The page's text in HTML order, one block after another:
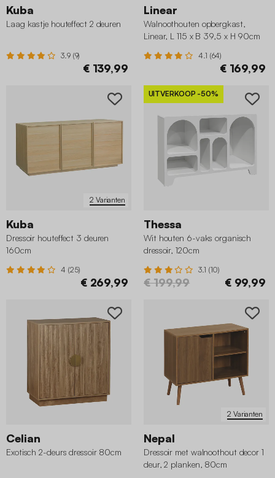
Kuba
Laag kastje houteffect 2 deuren
3.9 (9)
€ 139,99
Linear
Walnoothouten opbergkast,
Linear, L 115 x B 39,5 x H 90cm
4.1 (64)
€ 169,99
2 Varianten
Kuba
Dressoir houteffect 3 deuren
160cm
4 (25)
€ 269,99
UITVERKOOP -50%
Thessa
Wit houten 6-vaks organisch
dressoir, 120cm
3.1 (10)
€ 199,99 € 99,99
Celian
Exotisch 2-deurs dressoir 80cm
2 Varianten
Nepal
Dressoir met walnoothout decor 1
deur, 2 planken, 80cm